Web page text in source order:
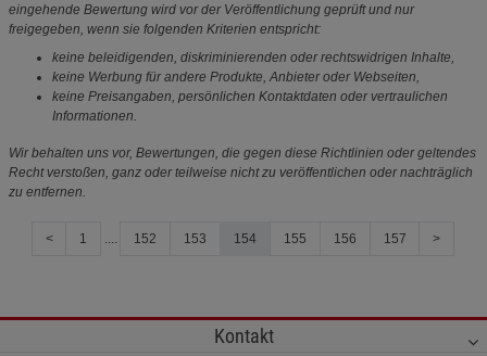
eingehende Bewertung wird vor der Veröffentlichung geprüft und nur
freigegeben, wenn sie folgenden Kriterien entspricht:
keine beleidigenden, diskriminierenden oder rechtswidrigen Inhalte,
keine Werbung für andere Produkte, Anbieter oder Webseiten,
keine Preisangaben, persönlichen Kontaktdaten oder vertraulichen
Informationen.
Wir behalten uns vor, Bewertungen, die gegen diese Richtlinien oder geltendes
Recht verstoßen, ganz oder teilweise nicht zu veröffentlichen oder nachträglich
zu entfernen.
< 1 .... 152 153 154 155 156 157 >
Kontakt